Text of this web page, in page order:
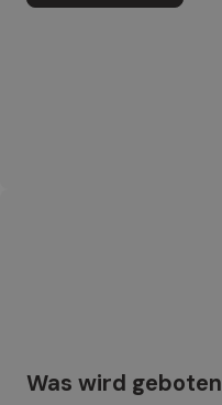
Was wird geboten